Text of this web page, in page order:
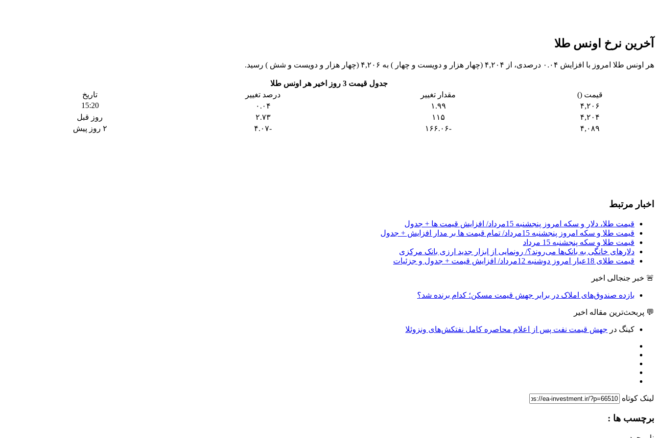
آخرین نرخ اونس طلا
هر اونس طلا امروز با افزایش ۰.۰۴ درصدی، از ۴,۲۰۴ (چهار هزار و دویست و چهار ) به ۴,۲۰۶ (چهار هزار و دویست و شش ) رسید.
جدول قیمت 3 روز اخیر هر اونس طلا
قیمت ()
مقدار تغییر درصد تغییر
تاریخ
۴,۲۰۶
۱.۹۹ ۰.۰۴
15:20
۴,۲۰۴
۱۱۵ ۲.۷۳
روز قبل
۴,۰۸۹
-۱۶۶.۰۶ -۴.۰۷ ۲ روز پیش
اخبار مرتبط
قیمت طلا، دلار و سکه امروز پنجشنبه 15مرداد/ افزایش قیمت ها + جدول
قیمت طلا و سکه امروز پنجشنبه 15مرداد/ تمام قیمت ها بر مدار افزایش + جدول
قیمت طلا و سکه پنجشنبه 15 مرداد
دلارهای خانگی به بانک‌ها می‌روند؟/ رونمایی از ابزار جدید ارزی بانک مرکزی
قیمت طلای 18عیار امروز دوشنبه 12مرداد/ افزایش قیمت + جدول و جزئیات
🚨 خبر جنجالی اخیر
بازده صندوق‌های املاک در برابر جهش قیمت مسکن؛ کدام برنده شد؟
💬 پربحث‌ترین مقاله اخیر
کینگ در جهش قیمت نفت پس از اعلام محاصره کامل نفتکش‌های ونزوئلا
لینک کوتاه
برچسب ها :